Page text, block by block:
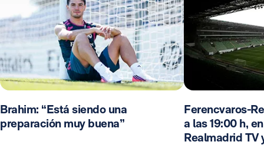
Brahim: “Está siendo una
preparación muy buena”
Ferencvaros-
a las 19:00 h,
Realmadrid TV